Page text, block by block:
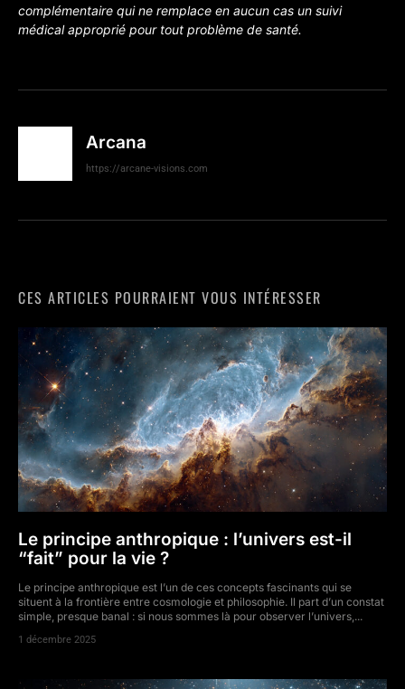
complémentaire qui ne remplace en aucun cas un suivi
médical approprié pour tout problème de santé.
Arcana
https://arcane-visions.com
CES ARTICLES POURRAIENT VOUS INTÉRESSER
Le principe anthropique : l’univers est-il
“fait” pour la vie ?
Le principe anthropique est l’un de ces concepts fascinants qui se
situent à la frontière entre cosmologie et philosophie. Il part d’un constat
simple, presque banal : si nous sommes là pour observer l’univers,...
1 décembre 2025